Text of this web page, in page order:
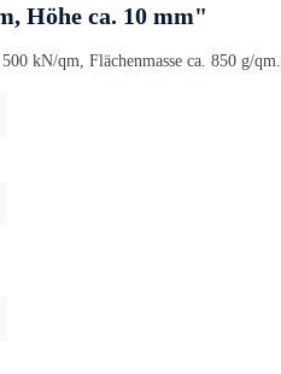
Höhe ca. 10 mm"
kN/qm, Flächenmasse ca. 850 g/qm.